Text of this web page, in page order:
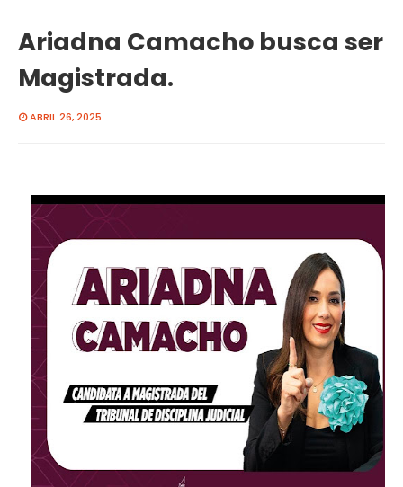
Ariadna Camacho busca ser
Magistrada.
ABRIL 26, 2025